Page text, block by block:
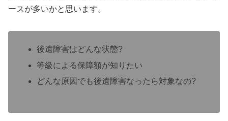
ースが多いかと思います。
後遺障害はどんな状態?
等級による保障額が知りたい
どんな原因でも後遺障害なったら対象なの?